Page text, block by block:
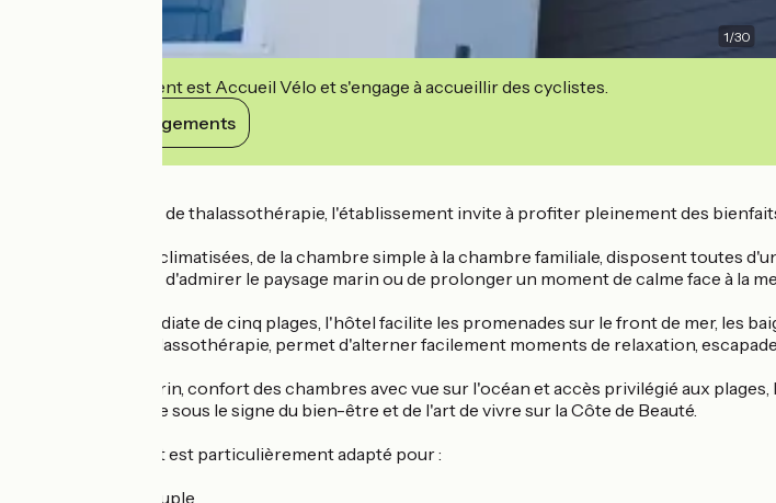
1/30
Cet établissement est Accueil Vélo et s'engage à accueillir des cyclistes.
Voir ses engagements
Relié à son centre de thalassothérapie, l'établissement invite à profiter pleinement des
Les 83 chambres climatisées, de la chambre simple à la chambre familiale, disposent toutes
lumière du littoral, d'admirer le paysage marin ou de prolonger un moment de calme face à la
À proximité immédiate de cinq plages, l'hôtel facilite les promenades sur le front de mer, les
son centre de thalassothérapie, permet d'alterner facilement moments de relaxation,
Entre horizon marin, confort des chambres avec vue sur l'océan et accès privilégié aux
parenthèse placée sous le signe du bien-être et de l'art de vivre sur la Côte de Beauté.
Cet établissement est particulièrement adapté pour :
✔ Escapade en couple